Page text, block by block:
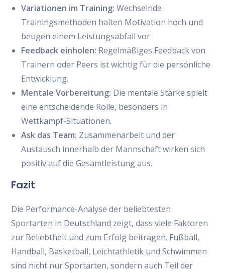
Variationen im Training: Wechselnde
Trainingsmethoden halten Motivation hoch und
beugen einem Leistungsabfall vor.
Feedback einholen: Regelmäßiges Feedback von
Trainern oder Peers ist wichtig für die persönliche
Entwicklung.
Mentale Vorbereitung: Die mentale Stärke spielt
eine entscheidende Rolle, besonders in
Wettkampf-Situationen.
Ask das Team: Zusammenarbeit und der
Austausch innerhalb der Mannschaft wirken sich
positiv auf die Gesamtleistung aus.
Fazit
Die Performance-Analyse der beliebtesten
Sportarten in Deutschland zeigt, dass viele Faktoren
zur Beliebtheit und zum Erfolg beitragen. Fußball,
Handball, Basketball, Leichtathletik und Schwimmen
sind nicht nur Sportarten, sondern auch Teil der